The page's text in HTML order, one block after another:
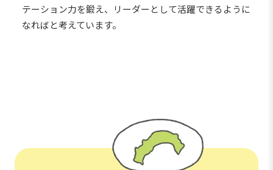
テーション力を鍛え、リーダーとして活躍できるように
なればと考えています。